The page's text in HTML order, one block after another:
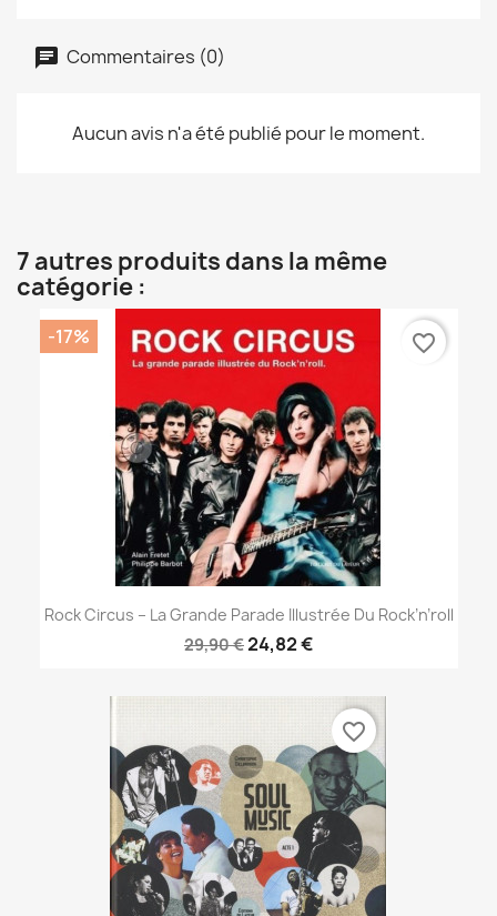
Commentaires (0)
Aucun avis n'a été publié pour le moment.
7 autres produits dans la même
catégorie :
Rock Circus – La Grande Parade Illustrée Du Rock’n’roll
29,90 €24,82 €
-17% favorite_border
favorite_border